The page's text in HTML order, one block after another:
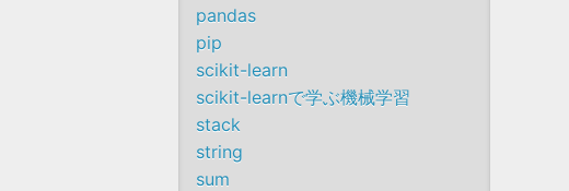
pandas
pip
scikit-learn
scikit-learnで学ぶ機械学習
stack
string
sum